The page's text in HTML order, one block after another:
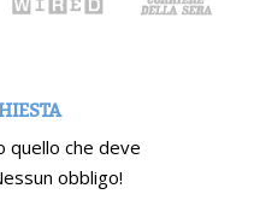
quello che deve
obbligo!